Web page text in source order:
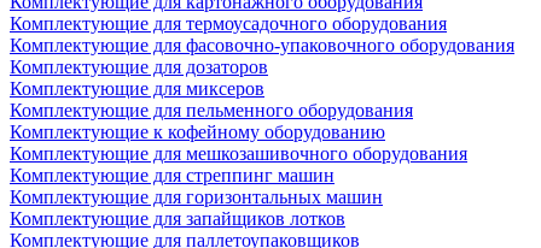
Комплектующие для термоусадочного оборудования
Комплектующие для фасовочно-упаковочного оборудования
Комплектующие для дозаторов
Комплектующие для миксеров
Комплектующие для пельменного оборудования
Комплектующие к кофейному оборудованию
Комплектующие для мешкозашивочного оборудования
Комплектующие для стреппинг машин
Комплектующие для горизонтальных машин
Комплектующие для запайщиков лотков
Комплектующие для паллетоупаковщиков